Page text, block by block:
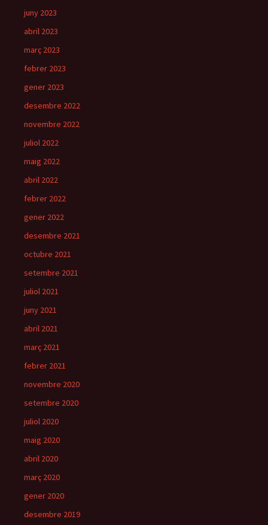
juny 2023
abril 2023
març 2023
febrer 2023
gener 2023
desembre 2022
novembre 2022
juliol 2022
maig 2022
abril 2022
febrer 2022
gener 2022
desembre 2021
octubre 2021
setembre 2021
juliol 2021
juny 2021
abril 2021
març 2021
febrer 2021
novembre 2020
setembre 2020
juliol 2020
maig 2020
abril 2020
març 2020
gener 2020
desembre 2019